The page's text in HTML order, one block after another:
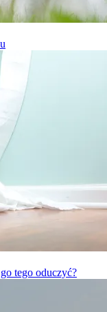
tego oduczyć?